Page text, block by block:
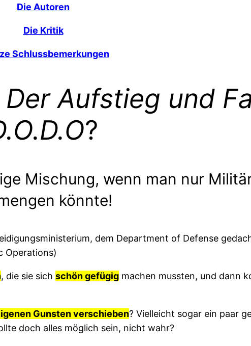
Die Autoren
Die Kritik
Schlussbemerkungen
Der Aufstieg und
?
Mischung, wenn man nur
könnte!
dem Department of Defense
Operations)
, die sie sich schön gefügig machen mussten, und dann
Gunsten verschieben? Vielleicht sogar ein paar
doch alles möglich sein, nicht wahr?